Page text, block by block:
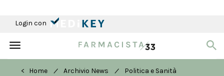
Login con
Toggle
< Home
/ Archivio News / Politica e Sanità